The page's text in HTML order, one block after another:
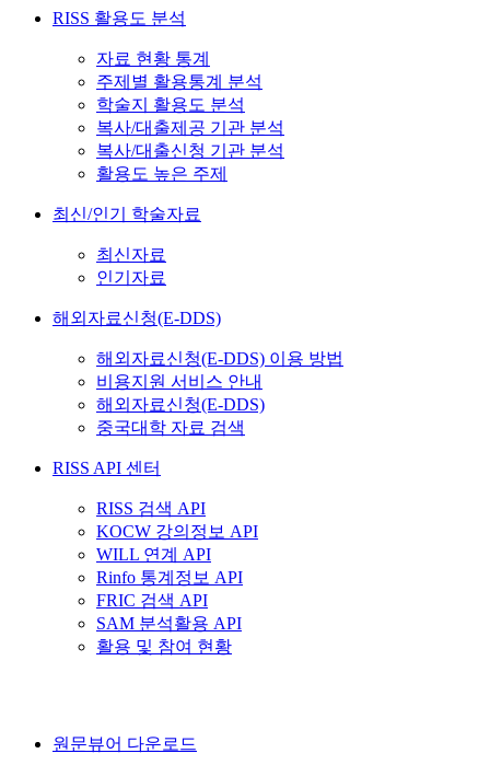
RISS 활용도 분석
자료 현황 통계
주제별 활용통계 분석
학술지 활용도 분석
복사/대출제공 기관 분석
복사/대출신청 기관 분석
활용도 높은 주제
최신/인기 학술자료
최신자료
인기자료
해외자료신청(E-DDS)
해외자료신청(E-DDS) 이용 방법
비용지원 서비스 안내
해외자료신청(E-DDS)
중국대학 자료 검색
RISS API 센터
RISS 검색 API
KOCW 강의정보 API
WILL 연계 API
Rinfo 통계정보 API
FRIC 검색 API
SAM 분석활용 API
활용 및 참여 현황
원문뷰어 다운로드